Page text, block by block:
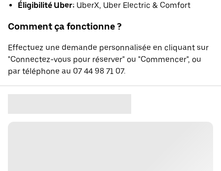
Éligibilité Uber: UberX, Uber Electric & Comfort
Comment ça fonctionne ?
Effectuez une demande personnalisée en cliquant sur
"Connectez-vous pour réserver" ou "Commencer", ou
par téléphone au 07 44 98 71 07.